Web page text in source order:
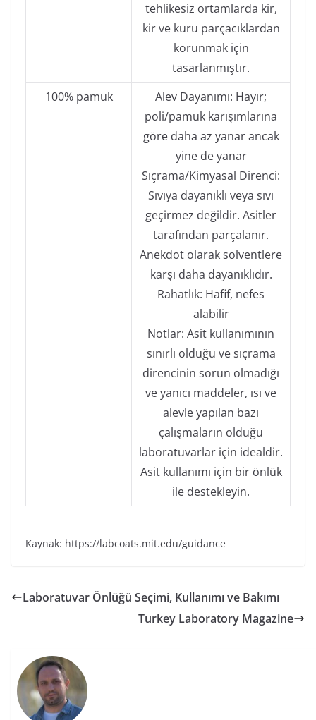
tehlikesiz ortamlarda kir,
kir ve kuru parçacıklardan
korunmak için
tasarlanmıştır.
100% pamuk
Alev Dayanımı: Hayır;
poli/pamuk karışımlarına
göre daha az yanar ancak
yine de yanar
Sıçrama/Kimyasal Direnci:
Sıvıya dayanıklı veya sıvı
geçirmez değildir. Asitler
tarafından parçalanır.
Anekdot olarak solventlere
karşı daha dayanıklıdır.
Rahatlık: Hafif, nefes
alabilir
Notlar: Asit kullanımının
sınırlı olduğu ve sıçrama
direncinin sorun olmadığı
ve yanıcı maddeler, ısı ve
alevle yapılan bazı
çalışmaların olduğu
laboratuvarlar için idealdir.
Asit kullanımı için bir önlük
ile destekleyin.
Kaynak: https://labcoats.mit.edu/guidance
Laboratuvar Önlüğü Seçimi, Kullanımı ve Bakımı
Turkey Laboratory Magazine